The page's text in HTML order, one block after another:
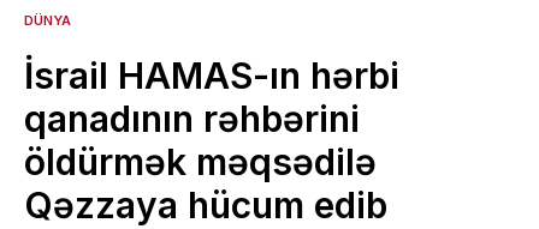
DÜNYA
İsrail HAMAS-ın hərbi
qanadının rəhbərini
öldürmək məqsədilə
Qəzzaya hücum edib